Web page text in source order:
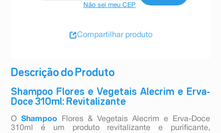
Descrição do Produto
Shampoo Flores e Vegetais Alecrim e Erva-
Doce 310ml: Revitalizante
OShampoo Flores & Vegetais Alecrim e Erva-Doce
310ml é um produto revitalizante e purificante,
Não sei meu CEP
Compartilhar produto